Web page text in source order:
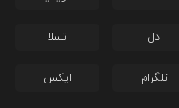
دل تسلا
تلگرام ایکس